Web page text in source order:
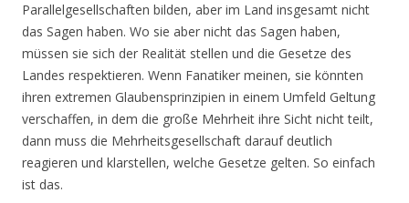
Parallelgesellschaften bilden, aber im Land insgesamt nicht
das Sagen haben. Wo sie aber nicht das Sagen haben,
müssen sie sich der Realität stellen und die Gesetze des
Landes respektieren. Wenn Fanatiker meinen, sie könnten
ihren extremen Glaubensprinzipien in einem Umfeld Geltung
verschaffen, in dem die große Mehrheit ihre Sicht nicht teilt,
dann muss die Mehrheitsgesellschaft darauf deutlich
reagieren und klarstellen, welche Gesetze gelten. So einfach
ist das.